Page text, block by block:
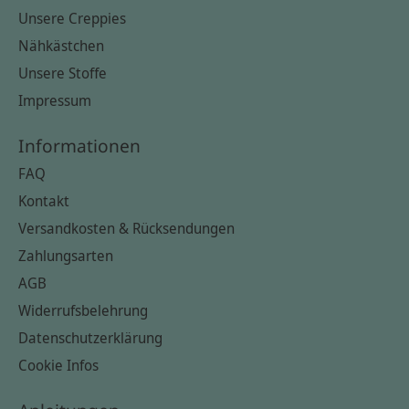
Unsere Creppies
Nähkästchen
Unsere Stoffe
Impressum
Informationen
FAQ
Kontakt
Versandkosten & Rücksendungen
Zahlungsarten
AGB
Widerrufsbelehrung
Datenschutzerklärung
Cookie Infos